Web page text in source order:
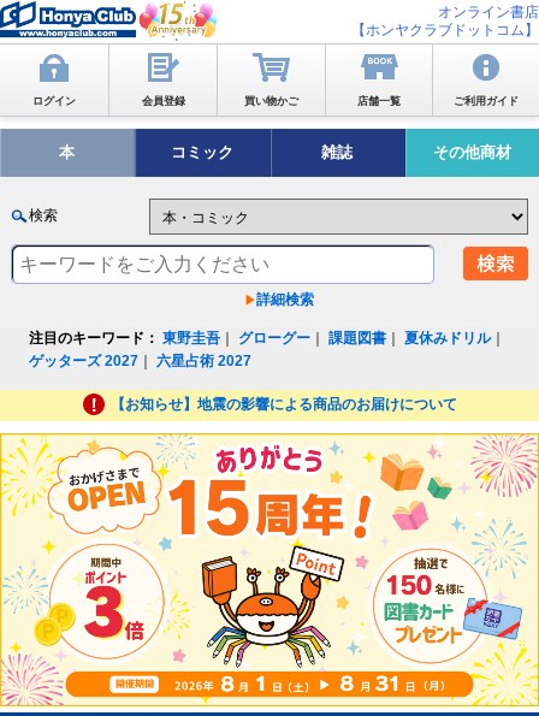
オンライン書店
【ホンヤクラブドットコム】
ログイン 会員登録 買い物かご 店舗一覧 ご利用ガイド
本 コミック 雑誌 その他商材
検索
詳細検索
注目のキーワード： 東野圭吾 グローグー ｜課題図書 ｜夏休みドリル｜
ゲッターズ 2027 ｜六星占術 2027
【お知らせ】地震の影響による商品のお届けについて